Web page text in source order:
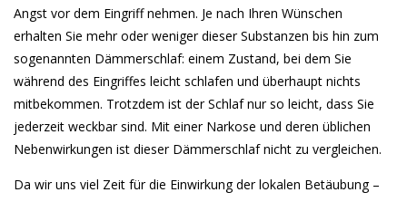
Angst vor dem Eingriff nehmen. Je nach Ihren Wünschen
erhalten Sie mehr oder weniger dieser Substanzen bis hin zum
sogenannten Dämmerschlaf: einem Zustand, bei dem Sie
während des Eingriffes leicht schlafen und überhaupt nichts
mitbekommen. Trotzdem ist der Schlaf nur so leicht, dass Sie
jederzeit weckbar sind. Mit einer Narkose und deren üblichen
Nebenwirkungen ist dieser Dämmerschlaf nicht zu vergleichen.
Da wir uns viel Zeit für die Einwirkung der lokalen Betäubung –